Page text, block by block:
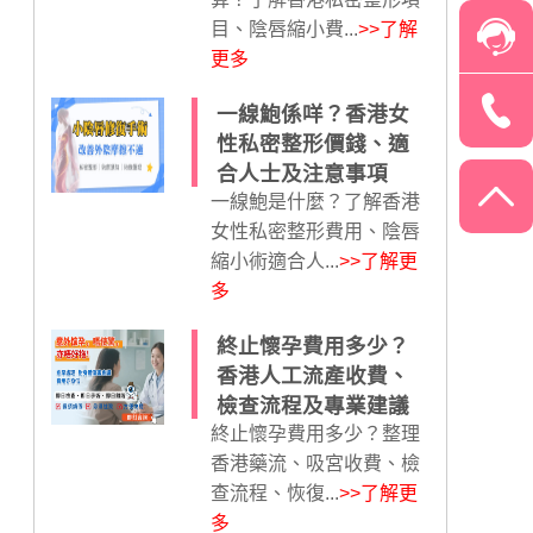
目、陰唇縮小費...>>了解
更多
一線鮑係咩？香港女
性私密整形價錢、適
合人士及注意事項
一線鮑是什麼？了解香港
女性私密整形費用、陰唇
縮小術適合人...>>了解更
多
終止懷孕費用多少？
香港人工流產收費、
檢查流程及專業建議
終止懷孕費用多少？整理
香港藥流、吸宮收費、檢
查流程、恢復...>>了解更
多